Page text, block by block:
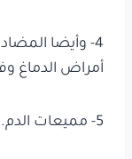
4- وأيضا
أمراض الدماغ
5- مميعات الدم.